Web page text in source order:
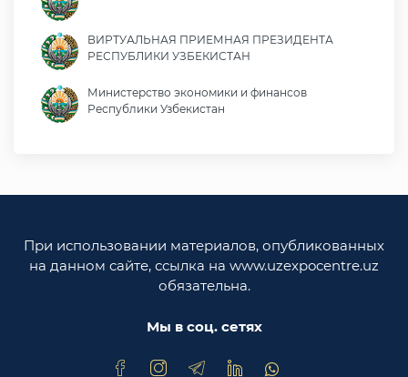
ВИРТУАЛЬНАЯ ПРИЕМНАЯ ПРЕЗИДЕНТА
РЕСПУБЛИКИ УЗБЕКИСТАН
Министерство экономики и финансов
Республики Узбекистан
Законодательная палата Олий Мажлиса
Министерство юстиции Республики
Узбекистан
торговая площадка Trade Uzbekistan
При использовании материалов, опубликованных
на данном сайте, ссылка на www.uzexpocentre.uz
обязательна.
Мы в соц. сетях